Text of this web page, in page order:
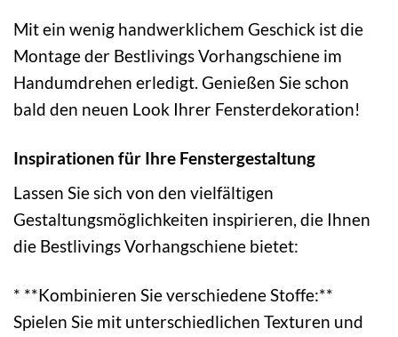
Mit ein wenig handwerklichem Geschick ist die
Montage der Bestlivings Vorhangschiene im
Handumdrehen erledigt. Genießen Sie schon
bald den neuen Look Ihrer Fensterdekoration!
Inspirationen für Ihre Fenstergestaltung
Lassen Sie sich von den vielfältigen
Gestaltungsmöglichkeiten inspirieren, die Ihnen
die Bestlivings Vorhangschiene bietet:
* **Kombinieren Sie verschiedene Stoffe:**
Spielen Sie mit unterschiedlichen Texturen und